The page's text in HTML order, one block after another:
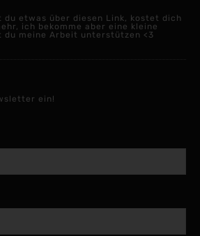
etwas über diesen Link, kostet dich
ich bekomme aber eine kleine
du meine Arbeit unterstützen <3
ein!